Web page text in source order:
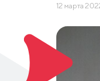
12 марта